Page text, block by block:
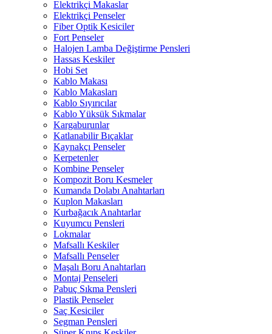
Elektrikçi Makaslar
Elektrikçi Penseler
Fiber Optik Kesiciler
Fort Penseler
Halojen Lamba Değiştirme Pensleri
Hassas Keskiler
Hobi Set
Kablo Makası
Kablo Makasları
Kablo Sıyırıcılar
Kablo Yüksük Sıkmalar
Kargaburunlar
Katlanabilir Bıçaklar
Kaynakçı Penseler
Kerpetenler
Kombine Penseler
Kompozit Boru Kesmeler
Kumanda Dolabı Anahtarları
Kuplon Makasları
Kurbağacık Anahtarlar
Kuyumcu Pensleri
Lokmalar
Mafsallı Keskiler
Mafsallı Penseler
Maşalı Boru Anahtarları
Montaj Penseleri
Pabuç Sıkma Pensleri
Plastik Penseler
Saç Kesiciler
Segman Pensleri